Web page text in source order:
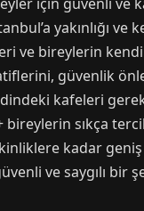
yakınlığı
ve bireylerin
güvenlik
kafeleri
bireylerin sıkça
kadar
ve saygılı bir